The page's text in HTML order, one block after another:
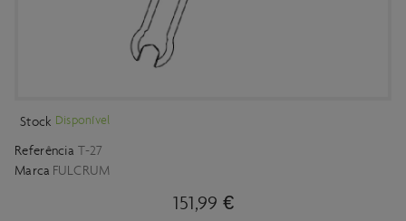
Stock Disponível
Referência T-27
Marca FULCRUM
151,99 €